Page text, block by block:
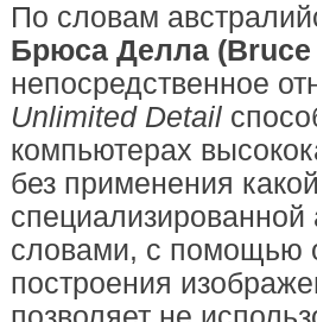
По словам
Брюса Делла (Bruce
непосредственное
Unlimited Detail
компьютерах
без применения
словами, с помощью
построения